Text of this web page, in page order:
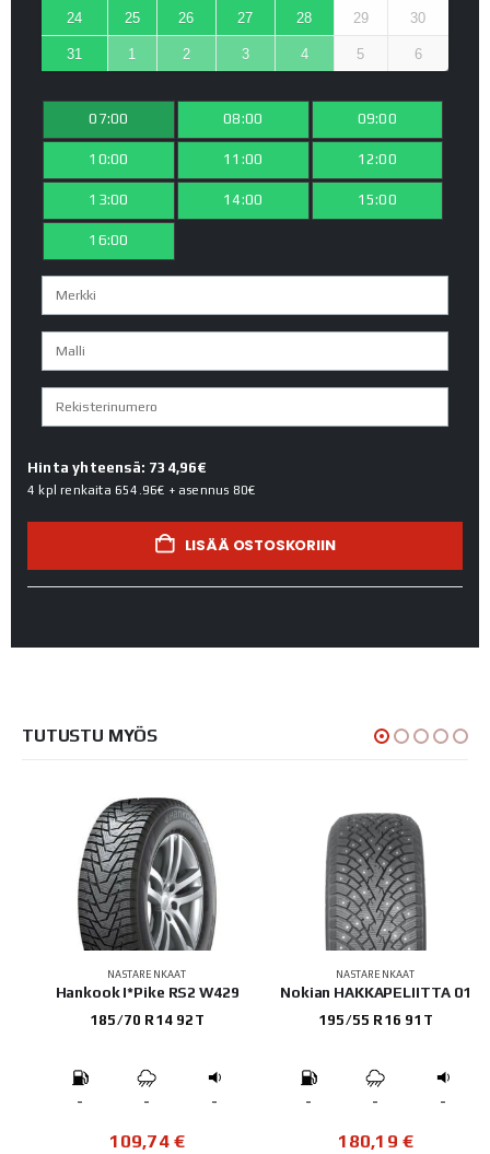
24 25 26 27 28 29 30
31 1 2 3 4 5 6
07:00 08:00 09:00
10:00 11:00 12:00
13:00 14:00 15:00
16:00
Hinta yhteensä: 734,96€
4 kpl renkaita 654.96€ + asennus 80€
LISÄÄ OSTOSKORIIN
TUTUSTU MYÖS
NASTARENKAAT
Hankook I*Pike RS2 W429
185/70 R14 92T
- - -
109,74€
NASTARENKAAT
Nokian HAKKAPELIITTA 01
195/55 R16 91T
- - -
180,19€